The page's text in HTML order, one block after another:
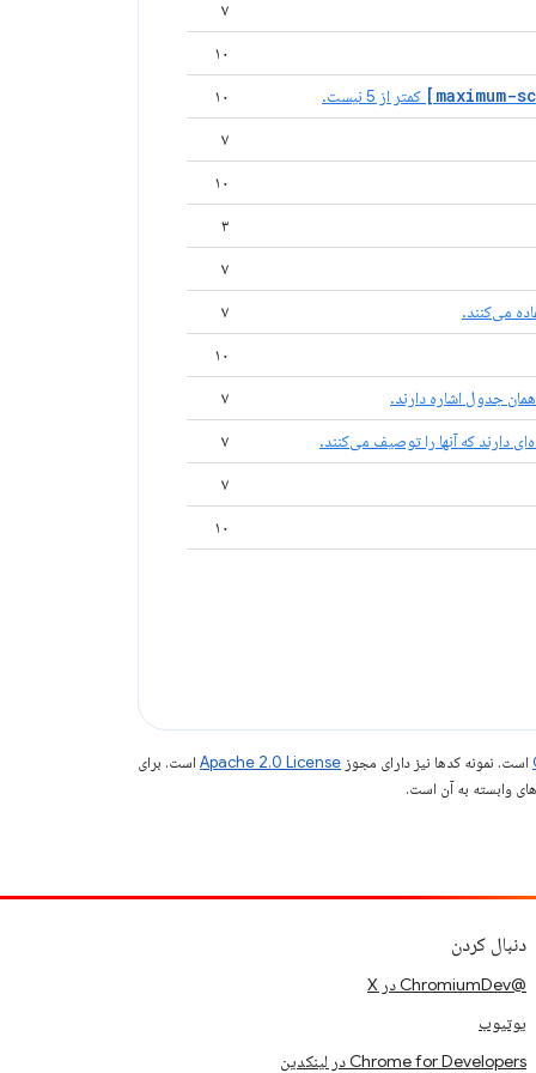
۷
۱۰
کمتر از 5 نیست.
۱۰
۷
۱۰
۳
۷
می‌کنند.
۷
۱۰
جدول اشاره دارند.
۷
دارند که آنها را توصیف می‌کنند.
۷
۷
۱۰
است. نمونه کدها نیز دارای مجوز Apache 2.0 License است. برای
دنبال کردن
@ChromiumDev در X
یوتیوب
Chrome for Developers در لینکدین